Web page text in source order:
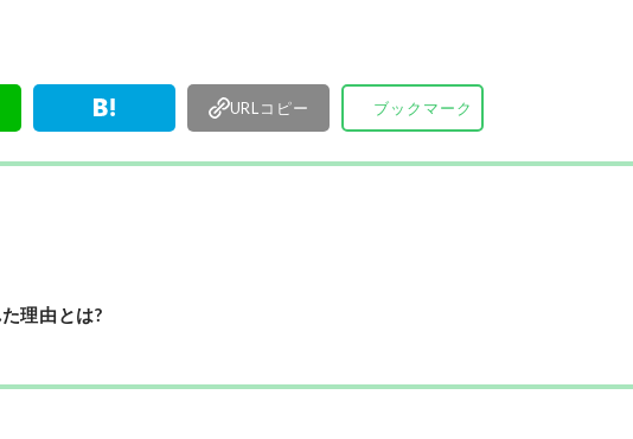
URLコピー ブックマーク
理由とは?